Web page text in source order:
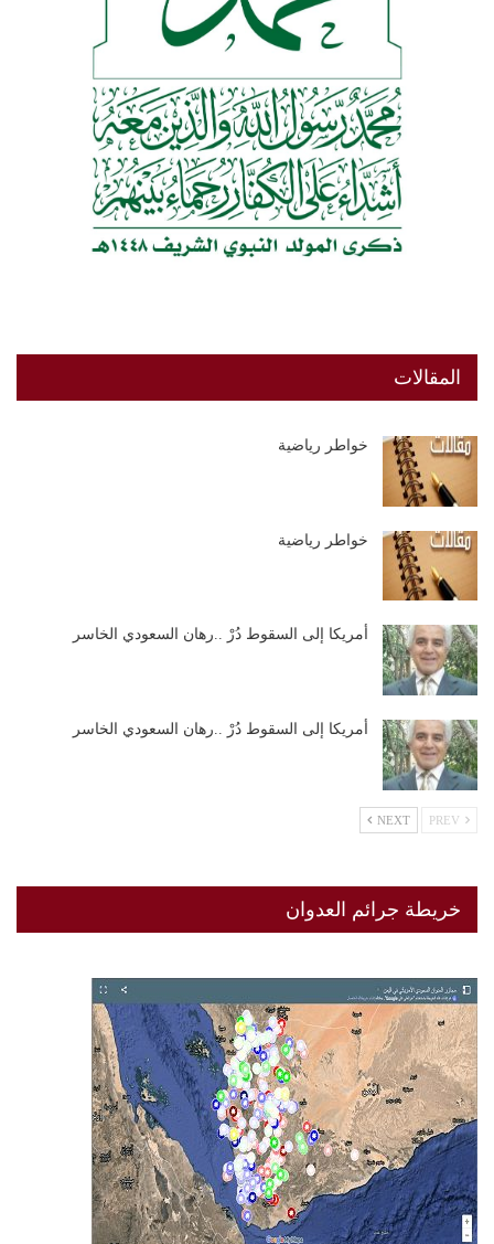
المقالات
خواطر رياضية
خواطر رياضية
أمريكا إلى السقوط دُرْ ..رهان السعودي الخاسر
أمريكا إلى السقوط دُرْ ..رهان السعودي الخاسر
NEXT
خريطة جرائم العدوان